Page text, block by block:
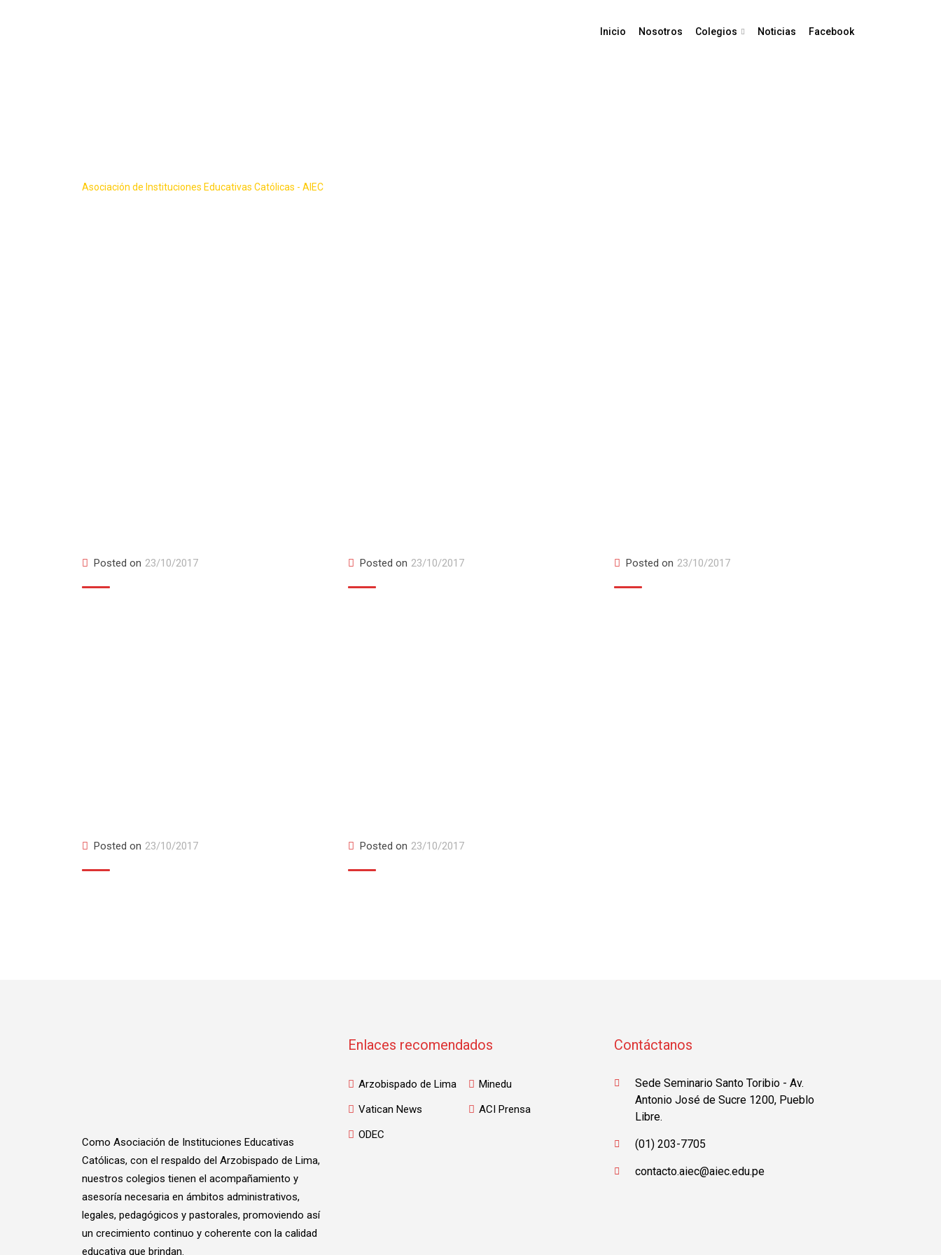
Inicio Nosotros Colegios Noticias Facebook
Asociación de Instituciones Educativas Católicas - AIEC
Posted on 23/10/2017 Posted on 23/10/2017 Posted on 23/10/2017
Posted on 23/10/2017 Posted on 23/10/2017
Como Asociación de Instituciones Educativas
Católicas, con el respaldo del Arzobispado de Lima,
nuestros colegios tienen el acompañamiento y
asesoría necesaria en ámbitos administrativos,
legales, pedagógicos y pastorales, promoviendo así
un crecimiento continuo y coherente con la calidad
educativa que brindan.
Enlaces recomendados
Arzobispado de Lima
Minedu
Vatican News
ACI Prensa
ODEC
Contáctanos
Sede Seminario Santo Toribio - Av.
Antonio José de Sucre 1200, Pueblo
Libre.
(01) 203-7705
contacto.aiec@aiec.edu.pe